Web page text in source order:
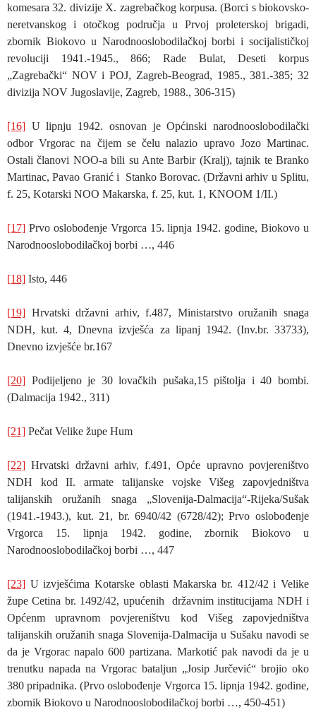
komesara 32. divizije X. zagrebačkog korpusa. (Borci s biokovsko-
neretvanskog i otočkog područja u Prvoj proleterskoj brigadi,
zbornik Biokovo u Narodnooslobodilačkoj borbi i socijalističkoj
revoluciji 1941.-1945., 866; Rade Bulat, Deseti korpus
„Zagrebački“ NOV i POJ, Zagreb-Beograd, 1985., 381.-385; 32
divizija NOV Jugoslavije, Zagreb, 1988., 306-315)
[16] U lipnju 1942. osnovan je Općinski narodnooslobodilački
odbor Vrgorac na čijem se čelu nalazio upravo Jozo Martinac.
Ostali članovi NOO-a bili su Ante Barbir (Kralj), tajnik te Branko
Martinac, Pavao Granić i Stanko Borovac. (Državni arhiv u Splitu,
f. 25, Kotarski NOO Makarska, f. 25, kut. 1, KNOOM 1/II.)
[17] Prvo oslobođenje Vrgorca 15. lipnja 1942. godine, Biokovo u
Narodnooslobodilačkoj borbi …, 446
[18] Isto, 446
[19] Hrvatski državni arhiv, f.487, Ministarstvo oružanih snaga
NDH, kut. 4, Dnevna izvješća za lipanj 1942. (Inv.br. 33733),
Dnevno izvješće br.167
[20] Podijeljeno je 30 lovačkih pušaka,15 pištolja i 40 bombi.
(Dalmacija 1942., 311)
[21] Pečat Velike župe Hum
[22] Hrvatski državni arhiv, f.491, Opće upravno povjereništvo
NDH kod II. armate talijanske vojske Višeg zapovjedništva
talijanskih oružanih snaga „Slovenija-Dalmacija“-Rijeka/Sušak
(1941.-1943.), kut. 21, br. 6940/42 (6728/42); Prvo oslobođenje
Vrgorca 15. lipnja 1942. godine, zbornik Biokovo u
Narodnooslobodilačkoj borbi …, 447
[23] U izvješćima Kotarske oblasti Makarska br. 412/42 i Velike
župe Cetina br. 1492/42, upućenih državnim institucijama NDH i
Općenm upravnom povjereništvu kod Višeg zapovjedništva
talijanskih oružanih snaga Slovenija-Dalmacija u Sušaku navodi se
da je Vrgorac napalo 600 partizana. Markotić pak navodi da je u
trenutku napada na Vrgorac bataljun „Josip Jurčević“ brojio oko
380 pripadnika. (Prvo oslobođenje Vrgorca 15. lipnja 1942. godine,
zbornik Biokovo u Narodnooslobodilačkoj borbi …, 450-451)